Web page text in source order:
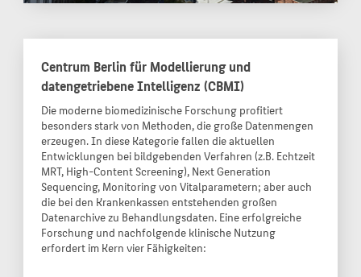
Centrum Berlin für Modellierung und
datengetriebene Intelligenz (CBMI)
Die moderne biomedizinische Forschung profitiert
besonders stark von Methoden, die große Datenmengen
erzeugen. In diese Kategorie fallen die aktuellen
Entwicklungen bei bildgebenden Verfahren (z.B. Echtzeit
MRT, High-Content Screening), Next Generation
Sequencing, Monitoring von Vitalparametern; aber auch
die bei den Krankenkassen entstehenden großen
Datenarchive zu Behandlungsdaten. Eine erfolgreiche
Forschung und nachfolgende klinische Nutzung
erfordert im Kern vier Fähigkeiten: